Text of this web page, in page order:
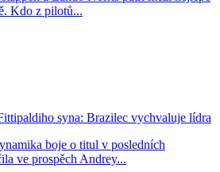
Kdo z pilotů...
syna: Brazilec vychvaluje lídra
boje o titul v posledních
ve prospěch Andrey...